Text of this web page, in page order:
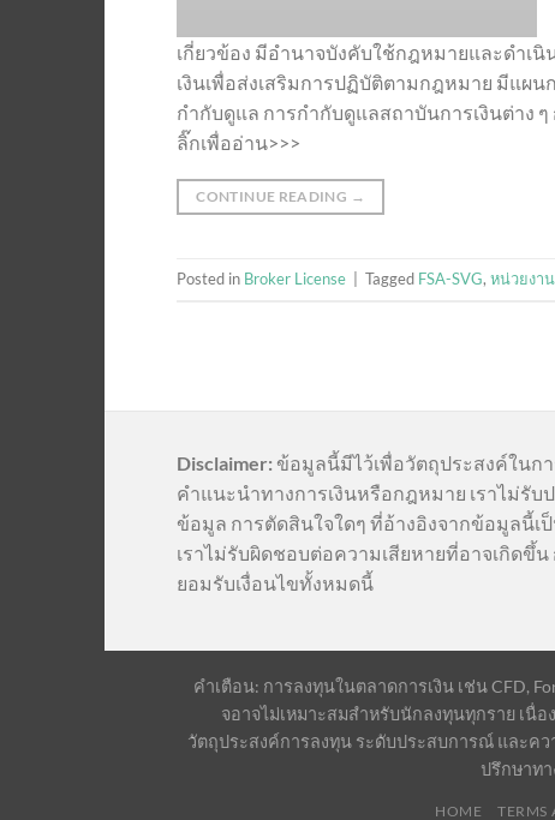
เกี่ยวข้อง มีอำนาจบังคับใช้กฎหมายและดำเ
เงินเพื่อส่งเสริมการปฏิบัติตามกฎหมาย มีแ
กำกับดูแล การกำกับดูแลสถาบันการเงินต่าง
ลิ๊กเพื่ออ่าน>>>
CONTINUE READING →
Posted in Broker License Tagged FSA-SVG, หน่วยงาน
Disclaimer: ข้อมูลนี้มีไว้เพื่อวัตถุประสงค์ในก
คำแนะนำทางการเงินหรือกฎหมาย เราไม่รั
ข้อมูล การตัดสินใจใดๆ ที่อ้างอิงจากข้อมูลนี้
เราไม่รับผิดชอบต่อความเสียหายที่อาจเกิดขึ้
ยอมรับเงื่อนไขทั้งหมดนี้
คำเตือน: การลงทุนในตลาดการเงิน เช่น CFD,
จอาจไม่เหมาะสมสำหรับนักลงทุนทุกราย เนื่
วัตถุประสงค์การลงทุน ระดับประสบการณ์ และค
ปรึกษาท
HOME TERMS